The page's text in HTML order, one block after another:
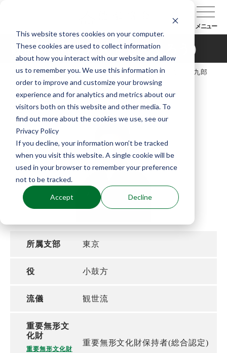
This website stores cookies on your computer.
These cookies are used to collect information
about how you interact with our website and allow
us to remember you. We use this information in
order to improve and customize your browsing
experience and for analytics and metrics about our
visitors both on this website and other media. To
find out more about the cookies we use, see our
Privacy Policy
If you decline, your information won’t be tracked
when you visit this website. A single cookie will be
used in your browser to remember your preference
not to be tracked.
Accept Decline
メニュー
観世新九郎（かんぜしんくろう）
TOP 能楽協会について 会員紹介
観世新九郎
（かんぜしんくろう）
所属支部 東京
役 小鼓方
流儀 観世流
重要無形文
化財
重要無形文化財
重要無形文化財保持者(総合認定)